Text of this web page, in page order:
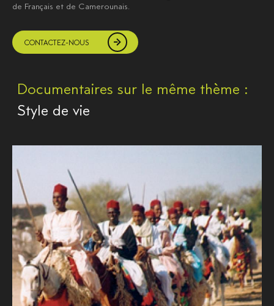
de Français et de Camerounais.
CONTACTEZ-NOUS
Documentaires sur le même thème :
Style de vie